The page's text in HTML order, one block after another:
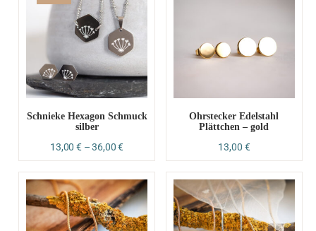
Schnieke Hexagon Schmuck
silber
13,00€–36,00€
Ohrstecker Edelstahl
Plättchen – gold
13,00 €